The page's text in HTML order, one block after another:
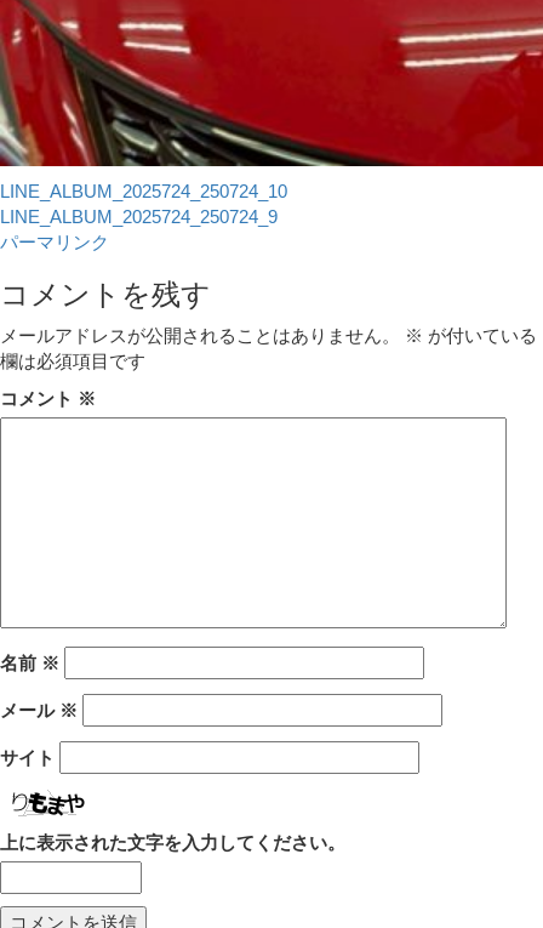
LINE_ALBUM_2025724_250724_10
LINE_ALBUM_2025724_250724_9
パーマリンク
コメントを残す
メールアドレスが公開されることはありません。 ※ が付いている
欄は必須項目です
コメント ※
名前 ※
メール ※
サイト
上に表示された文字を入力してください。